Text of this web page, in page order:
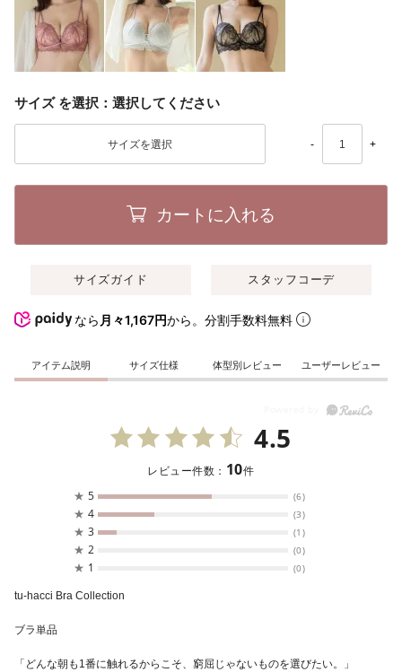
サイズ 選択してください
- +
カートに入れる
サイズガイド スタッフコーデ
なら 月々1,167円から。分割手数料無料
アイテム説明 サイズ仕様 体型別レビュー ユーザーレビュー
4.5
レビュー件数： 10件
★ 5 (6)
★ 4 (3)
★ 3 (1)
★ 2 (0)
★ 1 (0)
tu-hacci Bra Collection
ブラ単品
「どんな朝も1番に触れるからこそ、窮屈じゃないものを選びたい。」